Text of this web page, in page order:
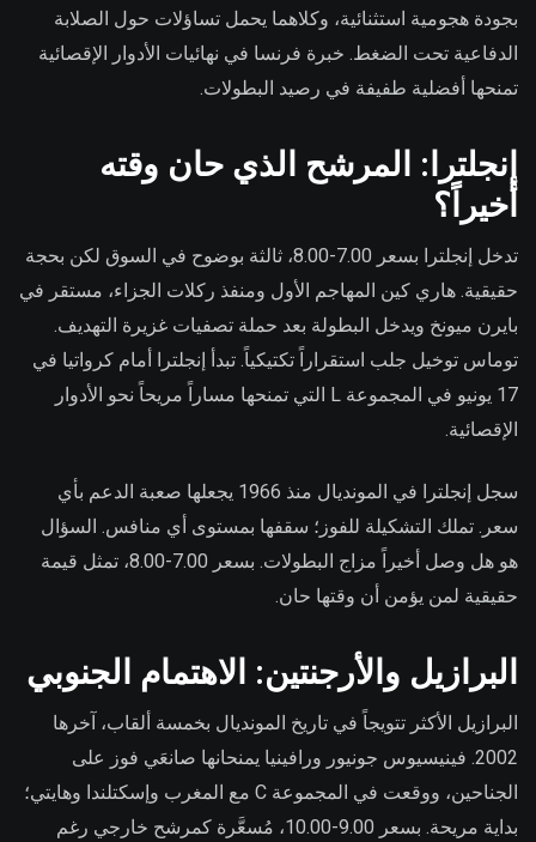
بجودة هجومية استثنائية، وكلاهما يحمل تساؤلات حول الصلابة
الدفاعية تحت الضغط. خبرة فرنسا في نهائيات الأدوار الإقصائية
تمنحها أفضلية طفيفة في رصيد البطولات.
إنجلترا: المرشح الذي حان وقته
أخيراً؟
تدخل إنجلترا بسعر 7.00-8.00، ثالثة بوضوح في السوق لكن بحجة
حقيقية. هاري كين المهاجم الأول ومنفذ ركلات الجزاء، مستقر في
بايرن ميونخ ويدخل البطولة بعد حملة تصفيات غزيرة التهديف.
توماس توخيل جلب استقراراً تكتيكياً. تبدأ إنجلترا أمام كرواتيا في
17 يونيو في المجموعة L التي تمنحها مساراً مريحاً نحو الأدوار
الإقصائية.
سجل إنجلترا في المونديال منذ 1966 يجعلها صعبة الدعم بأي
سعر. تملك التشكيلة للفوز؛ سقفها بمستوى أي منافس. السؤال
هو هل وصل أخيراً مزاج البطولات. بسعر 7.00-8.00، تمثل قيمة
حقيقية لمن يؤمن أن وقتها حان.
البرازيل والأرجنتين: الاهتمام الجنوبي
البرازيل الأكثر تتويجاً في تاريخ المونديال بخمسة ألقاب، آخرها
2002. فينيسيوس جونيور ورافينيا يمنحانها صانعَي فوز على
الجناحين، ووقعت في المجموعة C مع المغرب وإسكتلندا وهايتي؛
بداية مريحة. بسعر 9.00-10.00، مُسعَّرة كمرشح خارجي رغم